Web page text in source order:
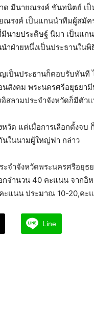
ด มีนายณรงค์ ขันทนิตย์ เ
รงค์ เป็นแกนนำทีมผู้สมัค
นายประดิษฐ์ นิมา เป็นแก
ฝ่ายหนึ่งเป็นประธานในพิ
เป็นประธานก็ตอบรับทัน
นสังคม พระนครศรีอยุธย
ลามประจำจังหวัดก็มีตัว
วัด แต่เมื่อการเลือกตั้งจ
นในนามผู้ใหญ่ฟา กล่าว
ะจำจังหวัดพระนครศรีอยุ
จำนวน 40 คะแนน จากอิ
ะแนน ประมาณ 10-20,คะ
Line